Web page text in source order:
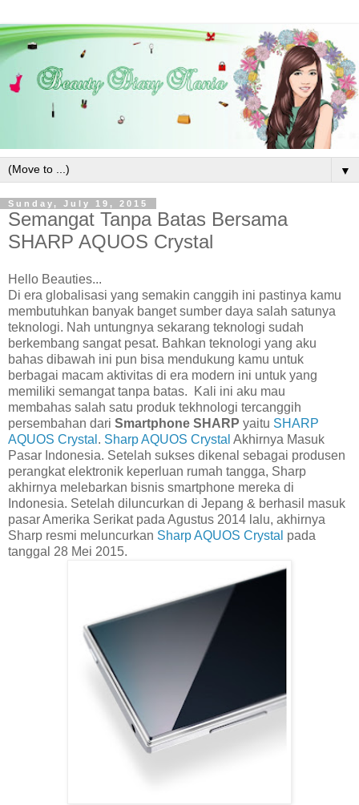
▼
Sunday, July 19, 2015
Semangat Tanpa Batas Bersama
SHARP AQUOS Crystal
Hello Beauties...
Di era globalisasi yang semakin canggih ini pastinya kamu
membutuhkan banyak banget sumber daya salah satunya
teknologi. Nah untungnya sekarang teknologi sudah
berkembang sangat pesat. Bahkan teknologi yang aku
bahas dibawah ini pun bisa mendukung kamu untuk
berbagai macam aktivitas di era modern ini untuk yang
memiliki semangat tanpa batas. Kali ini aku mau
membahas salah satu produk tekhnologi tercanggih
persembahan dari Smartphone SHARP yaitu SHARP
AQUOS Crystal . Sharp AQUOS Crystal Akhirnya Masuk
Pasar Indonesia. Setelah sukses dikenal sebagai produsen
perangkat elektronik keperluan rumah tangga, Sharp
akhirnya melebarkan bisnis smartphone mereka di
Indonesia. Setelah diluncurkan di Jepang & berhasil masuk
pasar Amerika Serikat pada Agustus 2014 lalu, akhirnya
Sharp resmi meluncurkan Sharp AQUOS Crystal pada
tanggal 28 Mei 2015.